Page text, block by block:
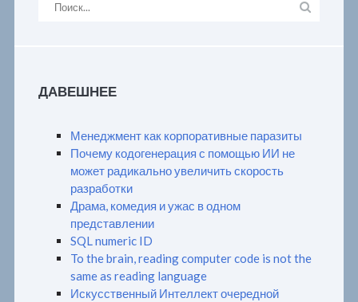
ДАВЕШНЕЕ
Менеджмент как корпоративные паразиты
Почему кодогенерация с помощью ИИ не
может радикально увеличить скорость
разработки
Драма, комедия и ужас в одном
представлении
SQL numeric ID
To the brain, reading computer code is not the
same as reading language
Искусственный Интеллект очередной